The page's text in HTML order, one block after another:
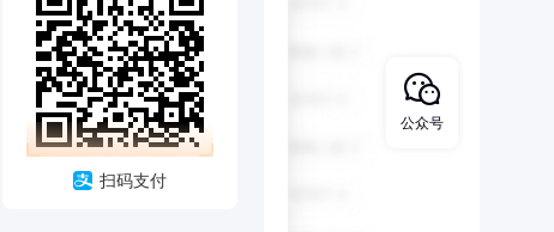
扫码支付
公众号